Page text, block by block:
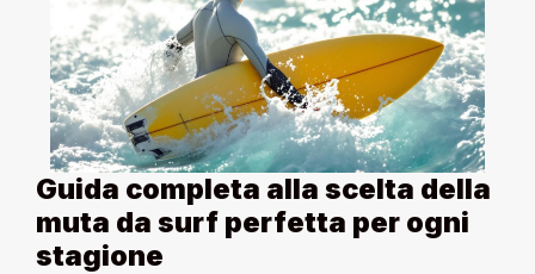
Guida completa alla scelta della
muta da surf perfetta per ogni
stagione